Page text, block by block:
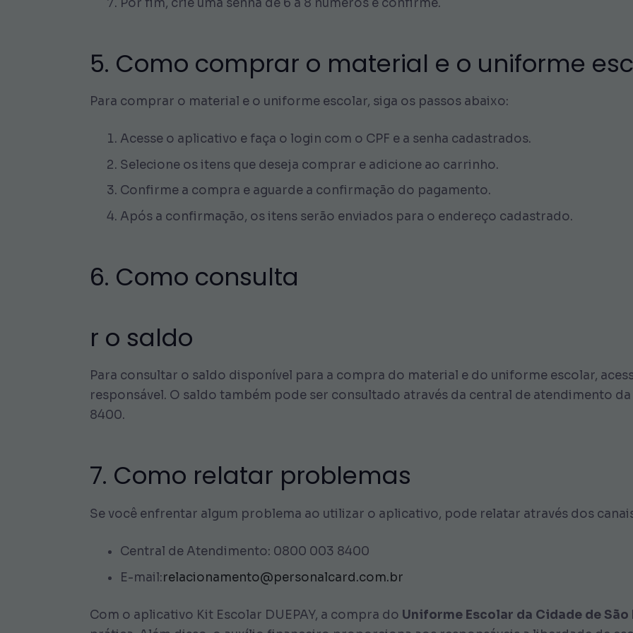
5. Como comprar o material e o uniforme
Para comprar o material e o uniforme escolar, siga os passos abaixo:
Acesse o aplicativo e faça o login com o CPF e a senha cadastrados.
Selecione os itens que deseja comprar e adicione ao carrinho.
Confirme a compra e aguarde a confirmação do pagamento.
Após a confirmação, os itens serão enviados para o endereço cadastrado.
6. Como consulta
r o saldo
Para consultar o saldo disponível para a compra do material e do uniforme escolar,
responsável. O saldo também pode ser consultado através da central de atendimento
8400.
7. Como relatar problemas
Se você enfrentar algum problema ao utilizar o aplicativo, pode relatar através dos
Central de Atendimento: 0800 003 8400
E-mail:relacionamento@personalcard.com.br
Com o aplicativo Kit Escolar DUEPAY, a compra do Uniforme Escolar da Cidade de São